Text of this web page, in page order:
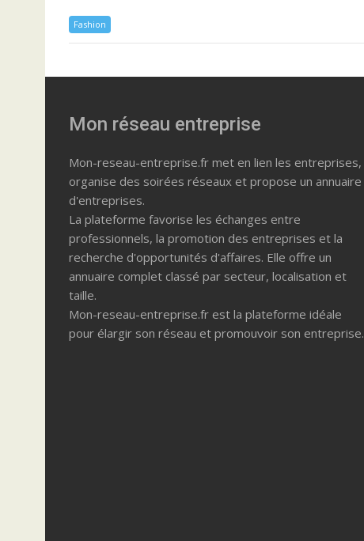
Fashion
Mon réseau entreprise
Mon-reseau-entreprise.fr met en lien les entreprises,
organise des soirées réseaux et propose un annuaire
d'entreprises.
La plateforme favorise les échanges entre
professionnels, la promotion des entreprises et la
recherche d'opportunités d'affaires. Elle offre un
annuaire complet classé par secteur, localisation et
taille.
Mon-reseau-entreprise.fr est la plateforme idéale
pour élargir son réseau et promouvoir son entreprise.